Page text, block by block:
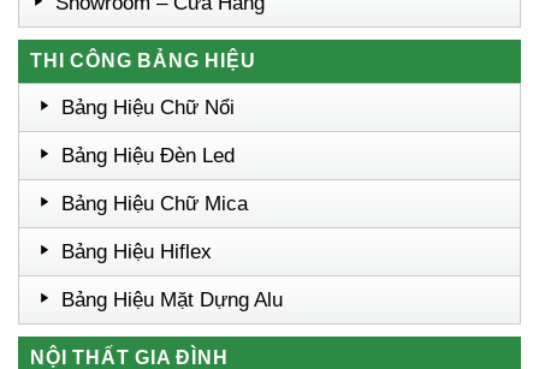
THI CÔNG BẢNG HIỆU
Bảng Hiệu Chữ Nổi
Bảng Hiệu Đèn Led
Bảng Hiệu Chữ Mica
Bảng Hiệu Hiflex
Bảng Hiệu Mặt Dựng Alu
NỘI THẤT GIA ĐÌNH